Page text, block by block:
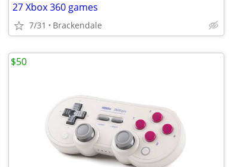
27 Xbox 360 games
7/31 Brackendale
$50